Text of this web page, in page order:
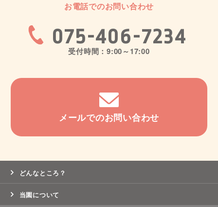
お電話でのお問い合わせ
075-406-7234
受付時間：9:00～17:00
メールでのお問い合わせ
どんなところ？
当園について